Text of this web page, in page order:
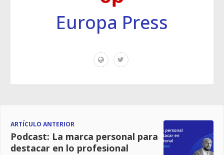
Europa Press
ARTÍCULO ANTERIOR
Podcast: La marca personal para
destacar en lo profesional